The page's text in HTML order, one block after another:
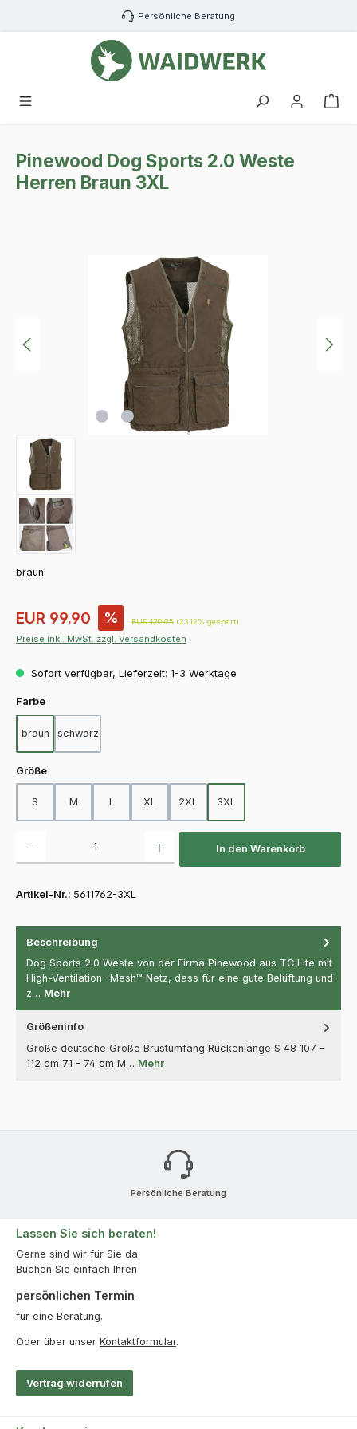
Zum Hauptinhalt springen Persönliche Beratung
Pinewood Dog Sports 2.0 Weste
Herren Braun 3XL
braun
Verkaufspreis:
EUR 99.90 % Regulärer Preis:
EUR 129.95 (23.12% gespart)
Preise inkl. MwSt. zzgl. Versandkosten
Sofort verfügbar, Lieferzeit: 1-3 Werktage
Farbeauswählen
braun schwarz
Größeauswählen
S M L XL 2XL 3XL
In den Warenkorb
Artikel-Nr.: 5611762-3XL
Beschreibung
Dog Sports 2.0 Weste von der Firma Pinewood aus TC Lite mit
High-Ventilation -Mesh™ Netz, dass für eine gute Belüftung und
z… Mehr
Größeninfo
Größe deutsche Größe Brustumfang Rückenlänge S 48 107 -
112 cm 71 - 74 cm M… Mehr
Persönliche Beratung
Lassen Sie sich beraten!
Gerne sind wir für Sie da.
Buchen Sie einfach Ihren
persönlichen Termin
für eine Beratung.
Oder über unser Kontaktformular.
Vertrag widerrufen